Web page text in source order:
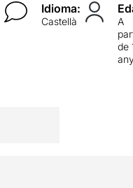
Idioma:
Castellà
A
de